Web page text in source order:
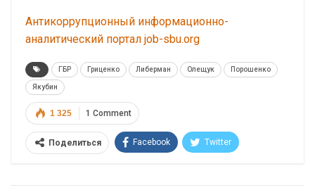
Антикоррупционный информационно-
аналитический портал job-sbu.org
ГБР Гриценко Либерман Олещук Порошенко
Якубин
1 Comment
1 325
Поделиться Facebook Twitter